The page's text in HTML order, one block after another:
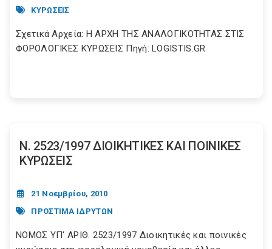
ΚΥΡΩΣΕΙΣ
Σχετικά Αρχεία: Η ΑΡΧΗ ΤΗΣ ΑΝΑΛΟΓΙΚΟΤΗΤΑΣ ΣΤΙΣ
ΦΟΡΟΛΟΓΙΚΕΣ ΚΥΡΩΣΕΙΣ Πηγή: LOGISTIS.GR
Ν. 2523/1997 ΔΙΟΙΚΗΤΙΚΕΣ ΚΑΙ ΠΟΙΝΙΚΕΣ
ΚΥΡΩΣΕΙΣ
21 Νοεμβρίου, 2010
ΠΡΟΣΤΙΜΑ ΙΔΡΥΤΩΝ
ΝΟΜΟΣ ΥΠ' ΑΡΙΘ. 2523/1997 Διοικητικές και ποινικές